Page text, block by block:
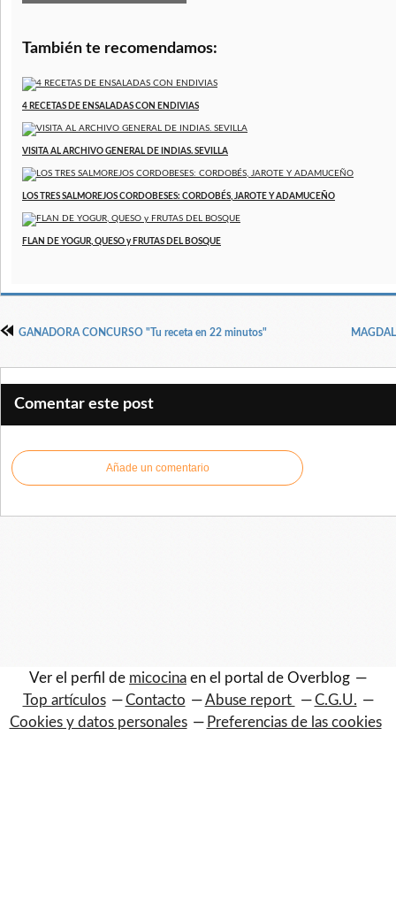
También te recomendamos:
4 RECETAS DE ENSALADAS CON ENDIVIAS
VISITA AL ARCHIVO GENERAL DE INDIAS. SEVILLA
LOS TRES SALMOREJOS CORDOBESES: CORDOBÉS, JAROTE Y ADAMUCEÑO
FLAN DE YOGUR, QUESO y FRUTAS DEL BOSQUE
GANADORA CONCURSO "Tu receta en 22 minutos"
Comentar este post
Añade un comentario
Ver el perfil de micocina en el portal de Overblog
Top artículos
Contacto Abuse report
C.G.U.
Cookies y datos personales
Preferencias de las cookies